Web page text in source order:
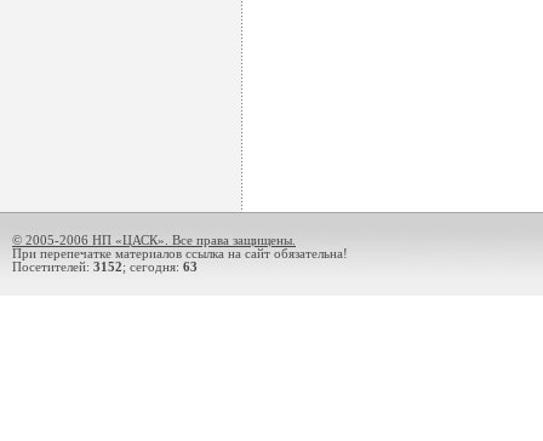
© 2005-2006 НП «ЦАСК». Все права защищены.
При перепечатке материалов ссылка на сайт обязательна!
Посетителей: 3152; сегодня: 63